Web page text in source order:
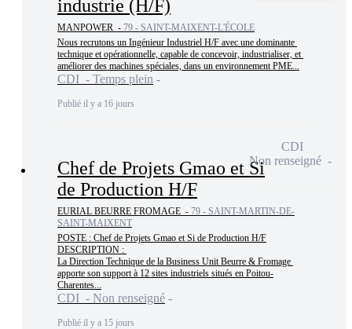
industrie (H/F)
MANPOWER - 79 - SAINT-MAIXENT-L'ÉCOLE
Nous recrutons un Ingénieur Industriel H/F avec une dominante
technique et opérationnelle, capable de concevoir, industrialiser, et
améliorer des machines spéciales, dans un environnement PME...
CDI - Temps plein
Publié il y a 16 jours
Chef de Projets Gmao et Si
de Production H/F
EURIAL BEURRE FROMAGE - 79 - SAINT-MARTIN-DE-
SAINT-MAIXENT
POSTE : Chef de Projets Gmao et Si de Production H/F
DESCRIPTION :
La Direction Technique de la Business Unit Beurre & Fromage
apporte son support à 12 sites industriels situés en Poitou-
Charentes...
CDI - Non renseigné
Publié il y a 15 jours
CDI
Non renseigné